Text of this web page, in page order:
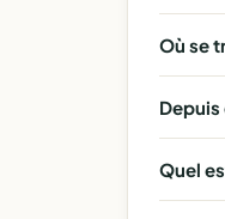
Où se
Depuis
Quel